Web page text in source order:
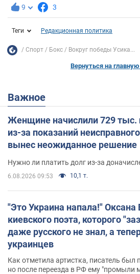
9 3
Теги Редакционная политика
Спорт Бокс Вокруг победы Усика...
Вернуться на главную
Важное
Женщине начислили 729 тыс.
из-за показаний
вынес неожиданное решение
Нужно ли платить долг из-за
6.08.2026 09:53 10,1 т.
"Это Украина напала!"
киевского поэта, которого
даже русского не знал, а
украинцев
Как отметила артистка, писатель
но после переезда в РФ ему "промыли